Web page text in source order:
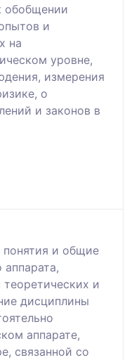
обобщении
и
на
уровне,
измерения
о
и законов в
и общие
и
дисциплины
аппарате,
связанной со